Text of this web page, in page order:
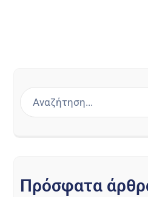
Πρόσφατα άρθρ